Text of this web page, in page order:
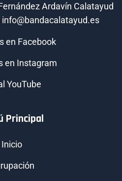
Ardavín Calatayud
en Facebook
en Instagram
YouTube
Principal
Inicio